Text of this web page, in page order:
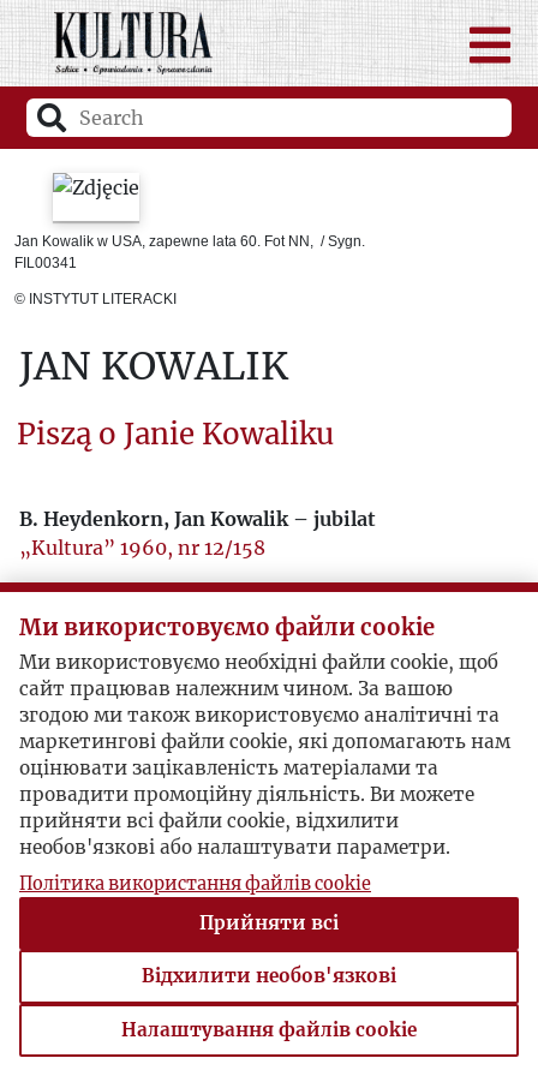
Jan Kowalik w USA, zapewne lata 60. Fot NN, / Sygn.
FIL00341
© INSTYTUT LITERACKI
JAN KOWALIK
Piszą o Janie Kowaliku
B. Heydenkorn, Jan Kowalik – jubilat
„Kultura” 1960, nr 12/158
Kowalika
„Kultura” 1978 nr 3/366
Ми використовуємо файли cookie
Ми використовуємо необхідні файли cookie, щоб
сайт працював належним чином. За вашою
згодою ми також використовуємо аналітичні та
маркетингові файли cookie, які допомагають нам
оцінювати зацікавленість матеріалами та
провадити промоційну діяльність. Ви можете
прийняти всі файли cookie, відхилити
необов'язкові або налаштувати параметри.
Політика використання файлів cookie
Прийняти всі
Відхилити необов'язкові
Налаштування файлів cookie
Налаштування файлів cookie